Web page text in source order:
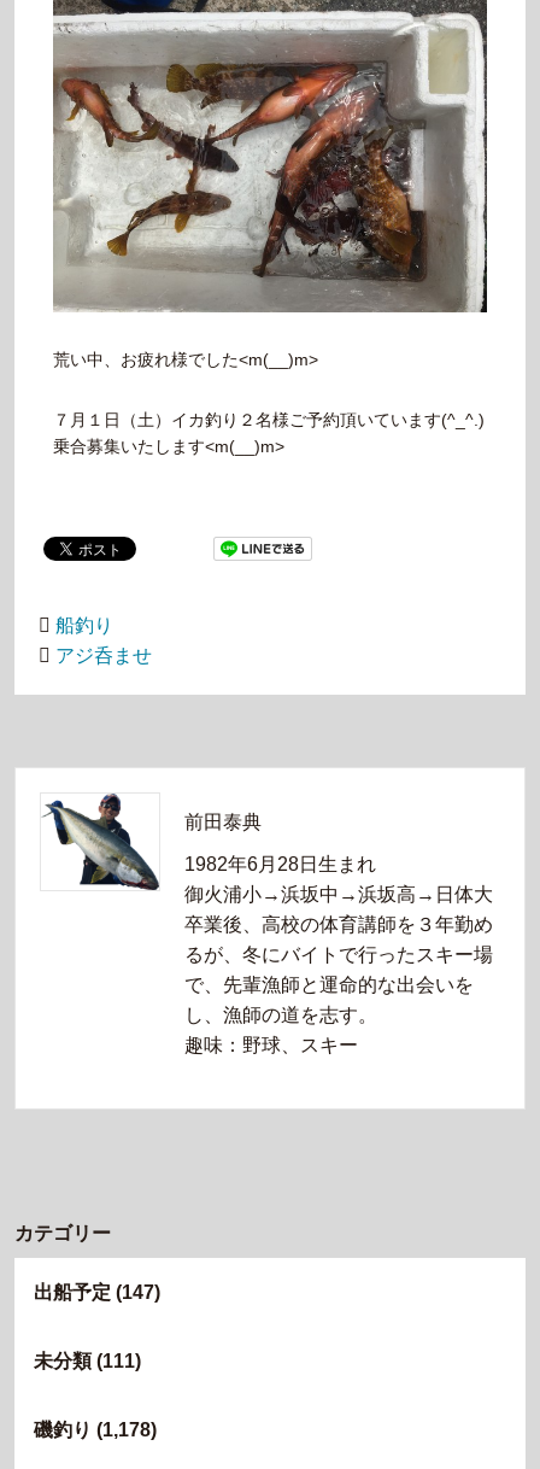
荒い中、お疲れ様でした<m(__)m>
７月１日（土）イカ釣り２名様ご予約頂いています(^_^.)
乗合募集いたします<m(__)m>
船釣り
アジ呑ませ
前田泰典
1982年6月28日生まれ
御火浦小→浜坂中→浜坂高→日体大
卒業後、高校の体育講師を３年勤め
るが、冬にバイトで行ったスキー場
で、先輩漁師と運命的な出会いを
し、漁師の道を志す。
趣味：野球、スキー
カテゴリー
出船予定 (147)
未分類(111)
磯釣り (1,178)